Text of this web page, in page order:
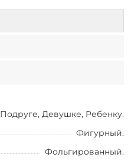
Подруге, Девушке, Ребенку.
Фигурный.
Фольгированный.